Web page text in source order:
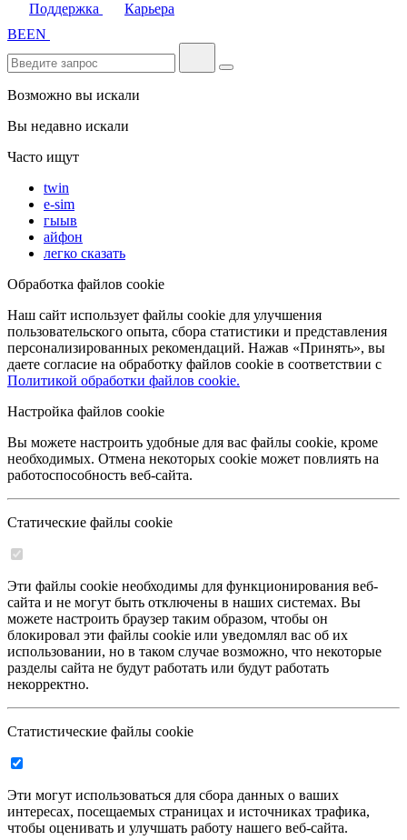
Поддержка
Карьера
BEEN
Возможно вы искали
Вы недавно искали
Часто ищут
twin
e-sim
гыыв
айфон
легко сказать
Обработка файлов cookie
Наш сайт использует файлы cookie для улучшения
пользовательского опыта, сбора статистики и представления
персонализированных рекомендаций. Нажав «Принять», вы
даете согласие на обработку файлов cookie в соответствии с
Политикой обработки файлов cookie.
Настройка файлов cookie
Вы можете настроить удобные для вас файлы cookie, кроме
необходимых. Отмена некоторых cookie может повлиять на
работоспособность веб-сайта.
Статические файлы cookie
Эти файлы cookie необходимы для функционирования веб-
сайта и не могут быть отключены в наших системах. Вы
можете настроить браузер таким образом, чтобы он
блокировал эти файлы cookie или уведомлял вас об их
использовании, но в таком случае возможно, что некоторые
разделы сайта не будут работать или будут работать
некорректно.
Статистические файлы cookie
Эти могут использоваться для сбора данных о ваших
интересах, посещаемых страницах и источниках трафика,
чтобы оценивать и улучшать работу нашего веб-сайта.